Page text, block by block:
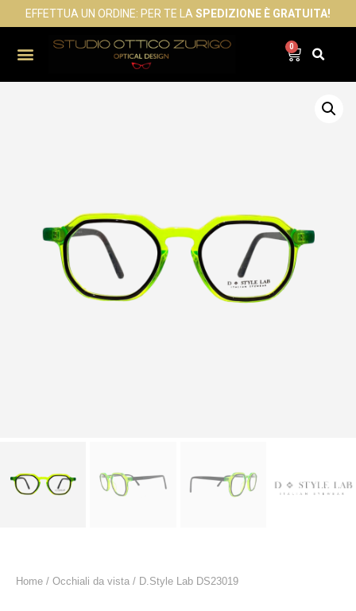
EFFETTUA UN ORDINE: PER TE LA SPEDIZIONE È GRATUITA!
0
Home / Occhiali da vista / D.Style Lab DS23019